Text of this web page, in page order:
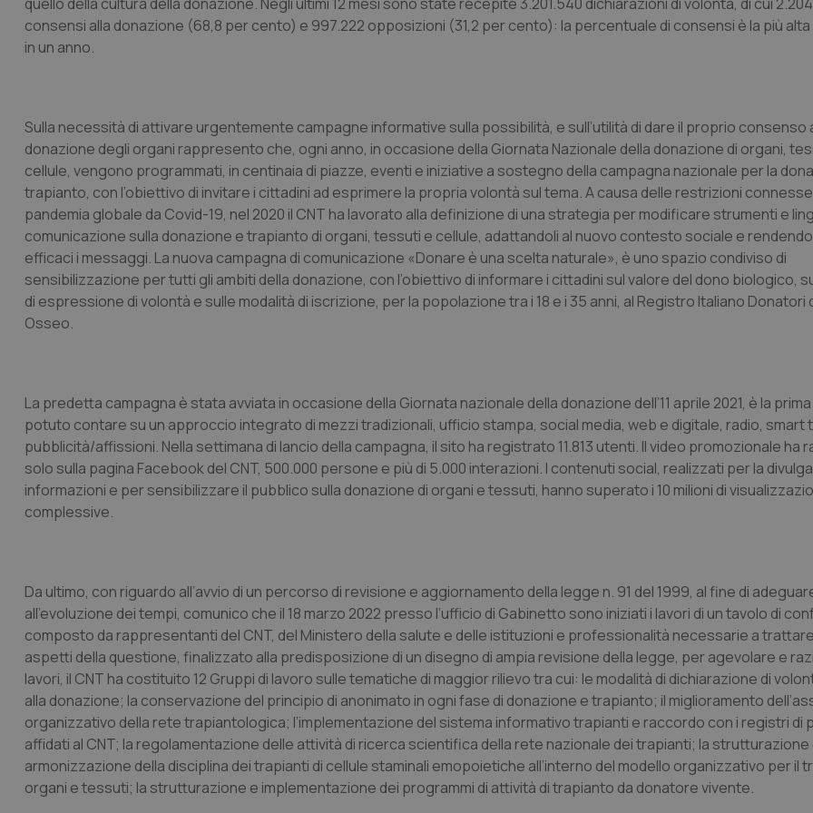
consensi alla donazione (68,8 per cento) e 997.222 opposizioni (31,2 per cento): la percentuale di consensi è la più
in un anno.
Sulla necessità di attivare urgentemente campagne informative sulla possibilità, e sull’utilità di dare il proprio consenso
donazione degli organi rappresento che, ogni anno, in occasione della Giornata Nazionale della donazione di organi,
cellule, vengono programmati, in centinaia di piazze, eventi e iniziative a sostegno della campagna nazionale per la
trapianto, con l’obiettivo di invitare i cittadini ad esprimere la propria volontà sul tema. A causa delle restrizioni
pandemia globale da Covid-19, nel 2020 il CNT ha lavorato alla definizione di una strategia per modificare strumenti e
comunicazione sulla donazione e trapianto di organi, tessuti e cellule, adattandoli al nuovo contesto sociale e
efficaci i messaggi. La nuova campagna di comunicazione «Donare è una scelta naturale», è uno spazio condiviso di
sensibilizzazione per tutti gli ambiti della donazione, con l’obiettivo di informare i cittadini sul valore del dono biologico,
di espressione di volontà e sulle modalità di iscrizione, per la popolazione tra i 18 e i 35 anni, al Registro Italiano Donatori
Osseo.
La predetta campagna è stata avviata in occasione della Giornata nazionale della donazione dell’11 aprile 2021, è la
potuto contare su un approccio integrato di mezzi tradizionali, ufficio stampa, social media, web e digitale, radio, smart
pubblicità/affissioni. Nella settimana di lancio della campagna, il sito ha registrato 11.813 utenti. Il video promozionale ha
solo sulla pagina Facebookdel CNT, 500.000 persone e più di 5.000 interazioni. I contenuti social, realizzati per la
informazioni e per sensibilizzare il pubblico sulla donazione di organi e tessuti, hanno superato i 10 milioni di
complessive.
Da ultimo, con riguardo all’avvio di un percorso di revisione e aggiornamento della legge n. 91 del 1999, al fine di
all’evoluzione dei tempi, comunico che il 18 marzo 2022 presso l’ufficio di Gabinetto sono iniziati i lavori di un tavolo di
composto da rappresentanti del CNT, del Ministero della salute e delle istituzioni e professionalità necessarie a
aspetti della questione, finalizzato alla predisposizione di un disegno di ampia revisione della legge, per agevolare e
lavori, il CNT ha costituito 12 Gruppi di lavoro sulle tematiche di maggior rilievo tra cui: le modalità di dichiarazione di
alla donazione; la conservazione del principio di anonimato in ogni fase di donazione e trapianto; il miglioramento
organizzativo della rete trapiantologica; l’implementazione del sistema informativo trapianti e raccordo con i registri di
affidati al CNT; la regolamentazione delle attività di ricerca scientifica della rete nazionale dei trapianti; la strutturazione
armonizzazione della disciplina dei trapianti di cellule staminali emopoietiche all’interno del modello organizzativo per il
organi e tessuti; la strutturazione e implementazione dei programmi di attività di trapianto da donatore vivente.
CookieScriptConsent
CookieScript
www.quotidianosanita.it
5 mesi 3
Questo cookie viene utilizzato
Script.com per ricordare le
2 giorni
tracking-sites-ironfish-
session-id
www.quotidianosanita.it
4
settimane
2 giorni
Questo cookie è impostato
assegnare un identificatore
Google LLC
.quotidianosanita.it
mese
Universal Analytics, che è un
significativo del servizio di
utilizzato da Google. Questo
per distinguere utenti unici
generato in modo casuale come
cliente. È incluso in ogni
sito e utilizzato per calcolare i
sessioni e campagne per i
utilizzato può essere specifico
buon esempio è mantenere uno
un utente tra le pagine.
_ga_KM60CM4NPH
.quotidianosanita.it
1 anno 1
mese
Questo cookie viene utilizzato
per mantenere lo stato della
mese
lo stato della sessione.
utilizzando la nuova o la vecchia versione
Youtube.
__Secure-YNID
.youtube.com
5 mesi 4
settimane
Questo cookie è impostato da Youtube
nei siti; può anche determinare se il
utilizzando la nuova o la vecchia versione
Youtube.
YSC
Google LLC
.youtube.com
Sessione
Questo cookie è impostato da YouTube
delle visualizzazioni dei video incorporati.
__Secure-
ROLLOUT_TOKEN
.youtube.com
5 mesi 4
settimane
Questo cookie è impostato da YouTube
dell'autenticazione e della
utente